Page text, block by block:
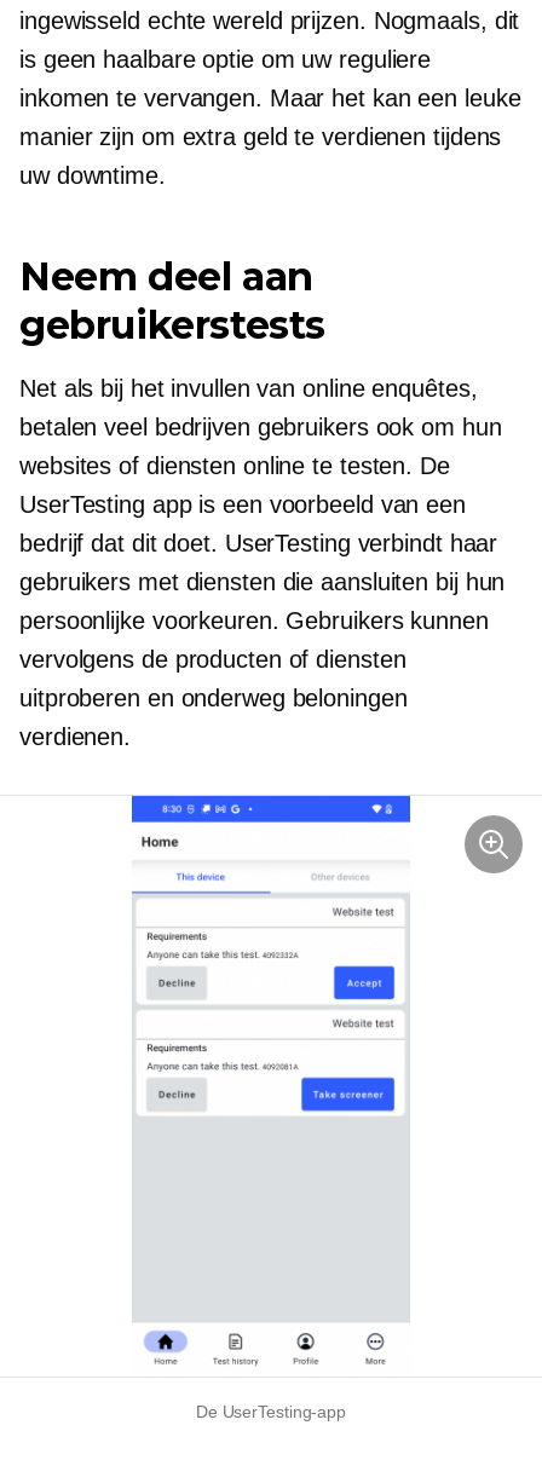
ingewisseld echte wereld prijzen. Nogmaals, dit
is geen haalbare optie om uw reguliere
inkomen te vervangen. Maar het kan een leuke
manier zijn om extra geld te verdienen tijdens
uw downtime.
Neem deel aan
gebruikerstests
Net als bij het invullen van online enquêtes,
betalen veel bedrijven gebruikers ook om hun
websites of diensten online te testen. De
UserTesting app is een voorbeeld van een
bedrijf dat dit doet. UserTesting verbindt haar
gebruikers met diensten die aansluiten bij hun
persoonlijke voorkeuren. Gebruikers kunnen
vervolgens de producten of diensten
uitproberen en onderweg beloningen
verdienen.
De UserTesting-app